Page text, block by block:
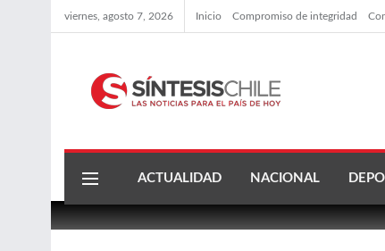
viernes, agosto 7, 2026 Inicio Compromiso de integridad
ACTUALIDAD NACIONAL